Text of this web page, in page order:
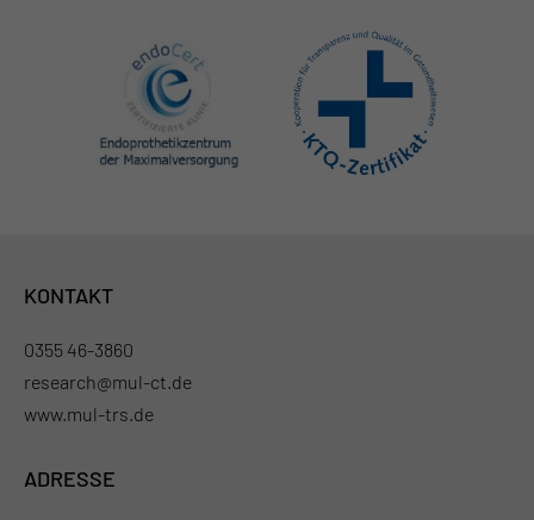
KONTAKT
0355 46-3860
research@mul-ct.de
www.mul-trs.de
ADRESSE